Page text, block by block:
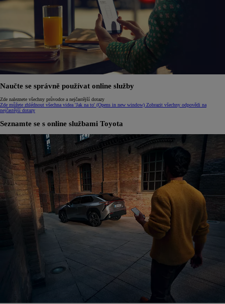
Naučte se správně používat online služby
Zde naleznete všechny průvodce a nejčastější dotazy
Zde můžete zhlédnout všechna videa 'Jak na to' (Opens in new window) Zobrazit všechny odpovědi na
nejčastější dotazy
Seznamte se s online službami Toyota